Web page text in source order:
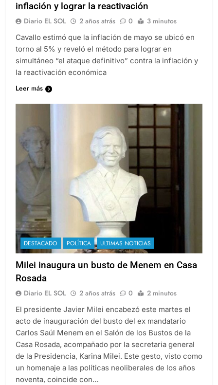
inflación y lograr la reactivación
Diario EL SOL 2 años atrás 0 3 minutos
Cavallo estimó que la inflación de mayo se ubicó en
torno al 5% y reveló el método para lograr en
simultáneo “el ataque definitivo” contra la inflación y
la reactivación económica
Leer más
DESTACADO POLÍTICA ULTIMAS NOTICIAS
Milei inaugura un busto de Menem en Casa
Rosada
Diario EL SOL 2 años atrás 0 2 minutos
El presidente Javier Milei encabezó este martes el
acto de inauguración del busto del ex mandatario
Carlos Saúl Menem en el Salón de los Bustos de la
Casa Rosada, acompañado por la secretaria general
de la Presidencia, Karina Milei. Este gesto, visto como
un homenaje a las políticas neoliberales de los años
noventa, coincide con…